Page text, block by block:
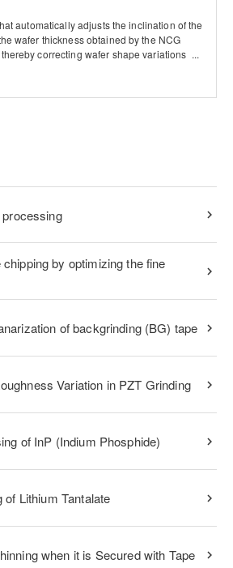
automatically adjusts the inclination of the
wafer thickness obtained by the NCG
correcting wafer shape variations
by optimizing the fine
of backgrinding (BG) tape
Variation in PZT Grinding
of InP (Indium Phosphide)
Lithium Tantalate
when it is Secured with Tape